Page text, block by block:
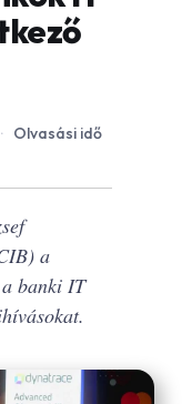
· Olvasási idő
a
banki IT